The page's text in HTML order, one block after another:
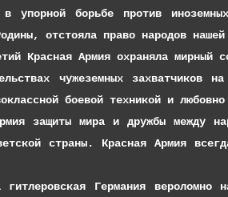
борьбе против иноземных
отстояла право народов
Армия охраняла мирный
чужеземных захватчиков
боевой техникой и
мира и дружбы между
страны. Красная Армия
Германия вероломно